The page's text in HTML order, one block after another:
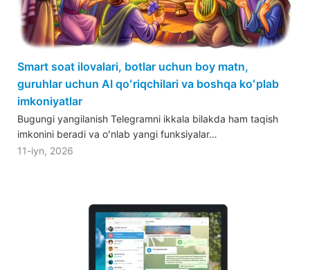
Smart soat ilovalari, botlar uchun boy matn,
guruhlar uchun AI qoʻriqchilari va boshqa koʻplab
imkoniyatlar
Bugungi yangilanish Telegramni ikkala bilakda ham taqish
imkonini beradi va oʻnlab yangi funksiyalar…
11-iyn, 2026